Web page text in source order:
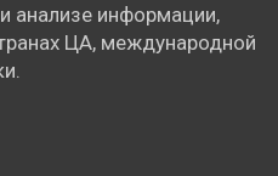
анализе информации,
ЦА, международной